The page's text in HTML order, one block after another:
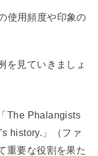
使用頻度や印象の
を見ていきましょ
The Phalangists
history.」（ファ
重要な役割を果た